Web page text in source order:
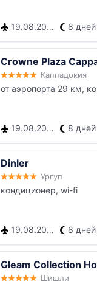
19.08.2026 8 дней
Crowne Plaza
Каппадокия
от аэропорта 29 км,
19.08.2026 8 дней
Dinler
Ургуп
кондиционер, wi-fi
19.08.2026 8 дней
Gleam Collection
Шишли